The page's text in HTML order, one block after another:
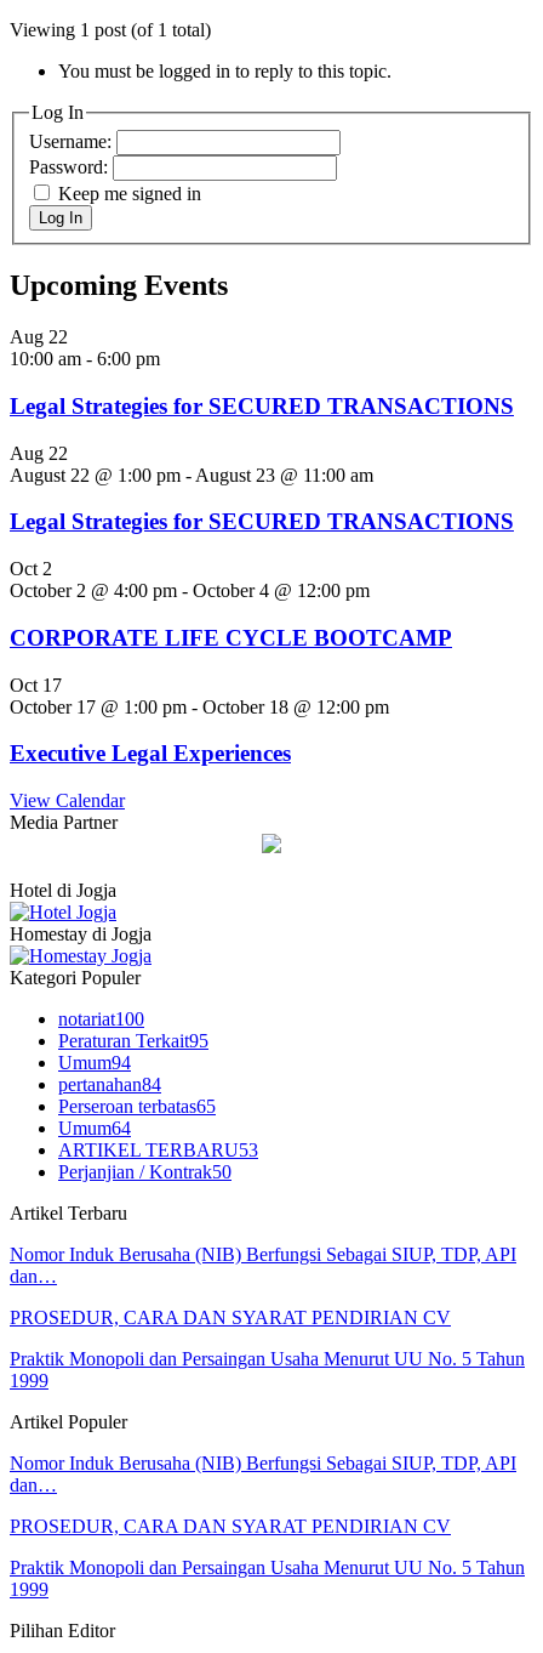
Viewing 1 post (of 1 total)
You must be logged in to reply to this topic.
Log In
Username:
Password:
Keep me signed in
Log In
Upcoming Events
Aug 22
10:00 am - 6:00 pm
Legal Strategies for SECURED TRANSACTIONS
Aug 22
August 22 @ 1:00 pm - August 23 @ 11:00 am
Legal Strategies for SECURED TRANSACTIONS
Oct 2
October 2 @ 4:00 pm - October 4 @ 12:00 pm
CORPORATE LIFE CYCLE BOOTCAMP
Oct 17
October 17 @ 1:00 pm - October 18 @ 12:00 pm
Executive Legal Experiences
View Calendar
Media Partner
Hotel di Jogja
Homestay di Jogja
Kategori Populer
notariat100
Peraturan Terkait95
Umum94
pertanahan84
Perseroan terbatas65
Umum64
ARTIKEL TERBARU53
Perjanjian / Kontrak50
Artikel Terbaru
Nomor Induk Berusaha (NIB) Berfungsi Sebagai SIUP, TDP, API
dan…
PROSEDUR, CARA DAN SYARAT PENDIRIAN CV
Praktik Monopoli dan Persaingan Usaha Menurut UU No. 5 Tahun
1999
Artikel Populer
Nomor Induk Berusaha (NIB) Berfungsi Sebagai SIUP, TDP, API
dan…
PROSEDUR, CARA DAN SYARAT PENDIRIAN CV
Praktik Monopoli dan Persaingan Usaha Menurut UU No. 5 Tahun
1999
Pilihan Editor